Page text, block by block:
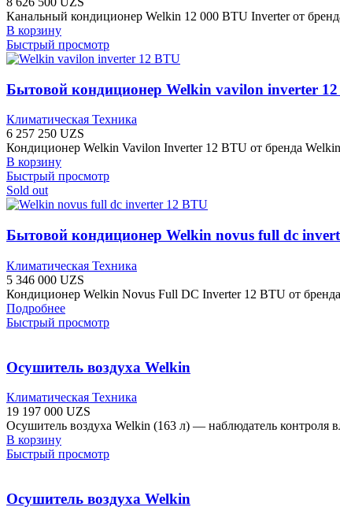
Канальный кондиционер Welkin 12 000 BTU Inverter от
В корзину
Быстрый просмотр
Бытовой кондиционер Welkin vavilon inverter
Климатическая Техника
6 257 250 UZS
Кондиционер Welkin Vavilon Inverter 12 BTU от бренда
В корзину
Быстрый просмотр
Sold out
Бытовой кондиционер Welkin novus full dc
Климатическая Техника
5 346 000 UZS
Кондиционер Welkin Novus Full DC Inverter 12 BTU от
Подробнее
Быстрый просмотр
Осушитель воздуха Welkin
Климатическая Техника
19 197 000 UZS
Осушитель воздуха Welkin (163 л) — наблюдатель
В корзину
Быстрый просмотр
Осушитель воздуха Welkin